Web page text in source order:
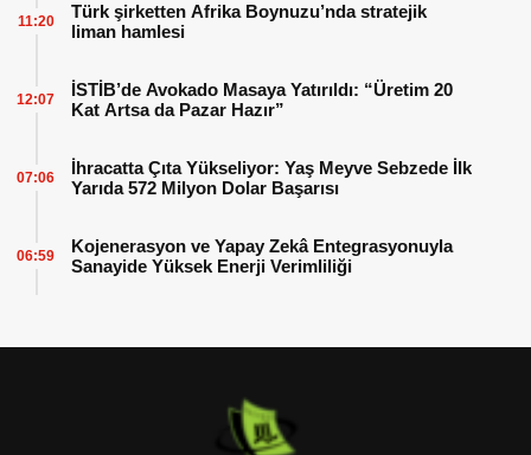
Türk şirketten Afrika Boynuzu’nda stratejik
liman hamlesi
11:20
İSTİB’de Avokado Masaya Yatırıldı: “Üretim 20
Kat Artsa da Pazar Hazır”
12:07
İhracatta Çıta Yükseliyor: Yaş Meyve Sebzede İlk
Yarıda 572 Milyon Dolar Başarısı
07:06
Kojenerasyon ve Yapay Zekâ Entegrasyonuyla
Sanayide Yüksek Enerji Verimliliği
06:59